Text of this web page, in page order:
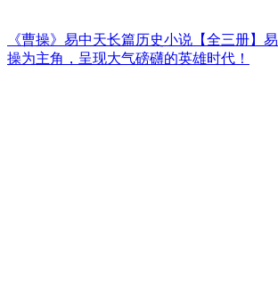
《曹操》易中天长篇历史小说【全三册】
操为主角，呈现大气磅礴的英雄时代！